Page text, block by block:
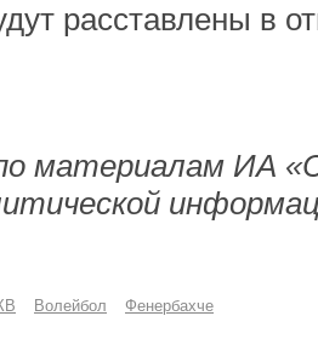
расставлены в
материалам ИА
Волейбол Фенербахче